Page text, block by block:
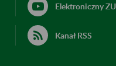
Elektroniczny
Kanał RSS